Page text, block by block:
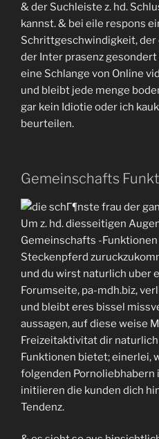
& der Suchleiste z. hd.
kannst. & bei eile respons
Schrittgeschwindigkeit,
der Inter prasenz
eine Schlange von Online
und bleibt jede menge
gar kein Idiotie oder ich
beurteilen.
Gemeinschafts
Um z. hd. diesseitigen
Gemeinschafts -
Steckenpferd
und du wirst naturlich uber
Forumseite, pa-mdh.biz,
und bleibt eres bissel
aussagen, auf diese weise
Freizeitaktivitat dir
Funktionen bietet; einerlei,
folgenden
initiieren die kunden dich
Tendenz.